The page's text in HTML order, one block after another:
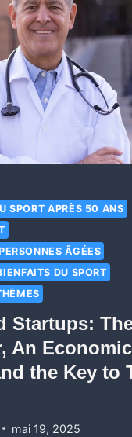
SPORT APRÈS 50 ANS
ÂGÉES
DU SPORT
Startups:
An Economic
the Key to
mai 19, 2025